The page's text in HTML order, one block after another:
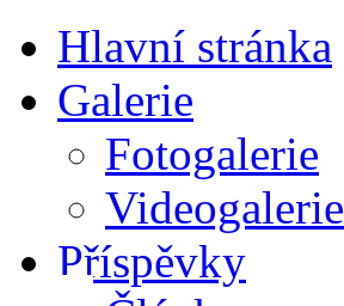
Hlavní stránka
Galerie
Fotogalerie
Videogalerie
Příspěvky